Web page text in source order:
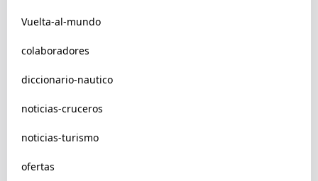
Vuelta-al-mundo
colaboradores
diccionario-nautico
noticias-cruceros
noticias-turismo
ofertas